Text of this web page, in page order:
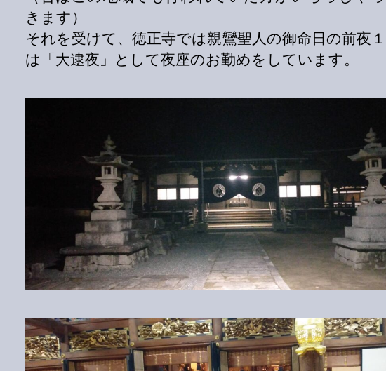
きます）
それを受けて、徳正寺では親鸞聖人の御命日の前夜
は「大逮夜」として夜座のお勤めをしています。